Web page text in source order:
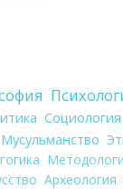
Социология
Мусульманство
Археология